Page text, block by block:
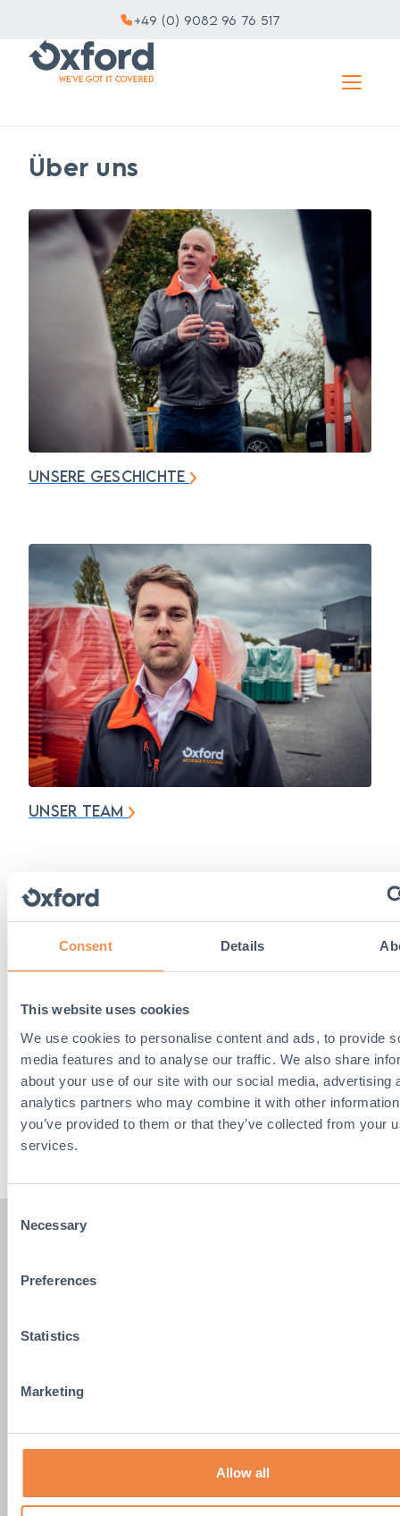
Consent Details
This website uses cookies
We use cookies to personalise content and ads, to provide
media features and to analyse our traffic. We also share
about your use of our site with our social media, advertising
analytics partners who may combine it with other
you’ve provided to them or that they’ve collected from your
services.
Selection
Necessary
Preferences
Statistics
Marketing
Allow all
+49 (0) 9082 96 76 517
Über uns
UNSERE GESCHICHTE
UNSER TEAM
KARRIERE
Oxford Plastic Systems Ltd
Unit T2, Enstone Business Park
Oxfordshire
OX7 4NP
Anfahrt